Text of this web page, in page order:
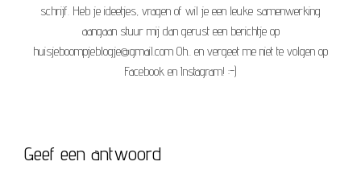
schrijf. Heb je ideetjes, vragen of wil je een leuke samenwerking
aangaan stuur mij dan gerust een berichtje op
huisjeboompjeblogje@gmail.com Oh.. en vergeet me niet te volgen op
Facebook en Instagram! :-)
Geef een antwoord